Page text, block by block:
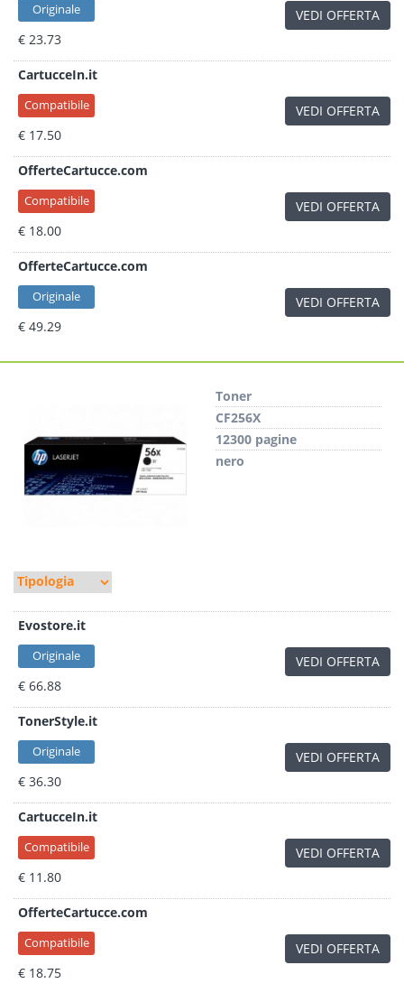
Originale
€ 23.73
VEDI OFFERTA
CartucceIn.it
Compatibile
€ 17.50
VEDI OFFERTA
OfferteCartucce.com
Compatibile
€ 18.00
VEDI OFFERTA
OfferteCartucce.com
Originale
€ 49.29
VEDI OFFERTA
Toner
CF256X
12300 pagine
nero
Evostore.it
Originale
€ 66.88
VEDI OFFERTA
TonerStyle.it
Originale
€ 36.30
VEDI OFFERTA
CartucceIn.it
Compatibile
€ 11.80
VEDI OFFERTA
OfferteCartucce.com
Compatibile
€ 18.75
VEDI OFFERTA